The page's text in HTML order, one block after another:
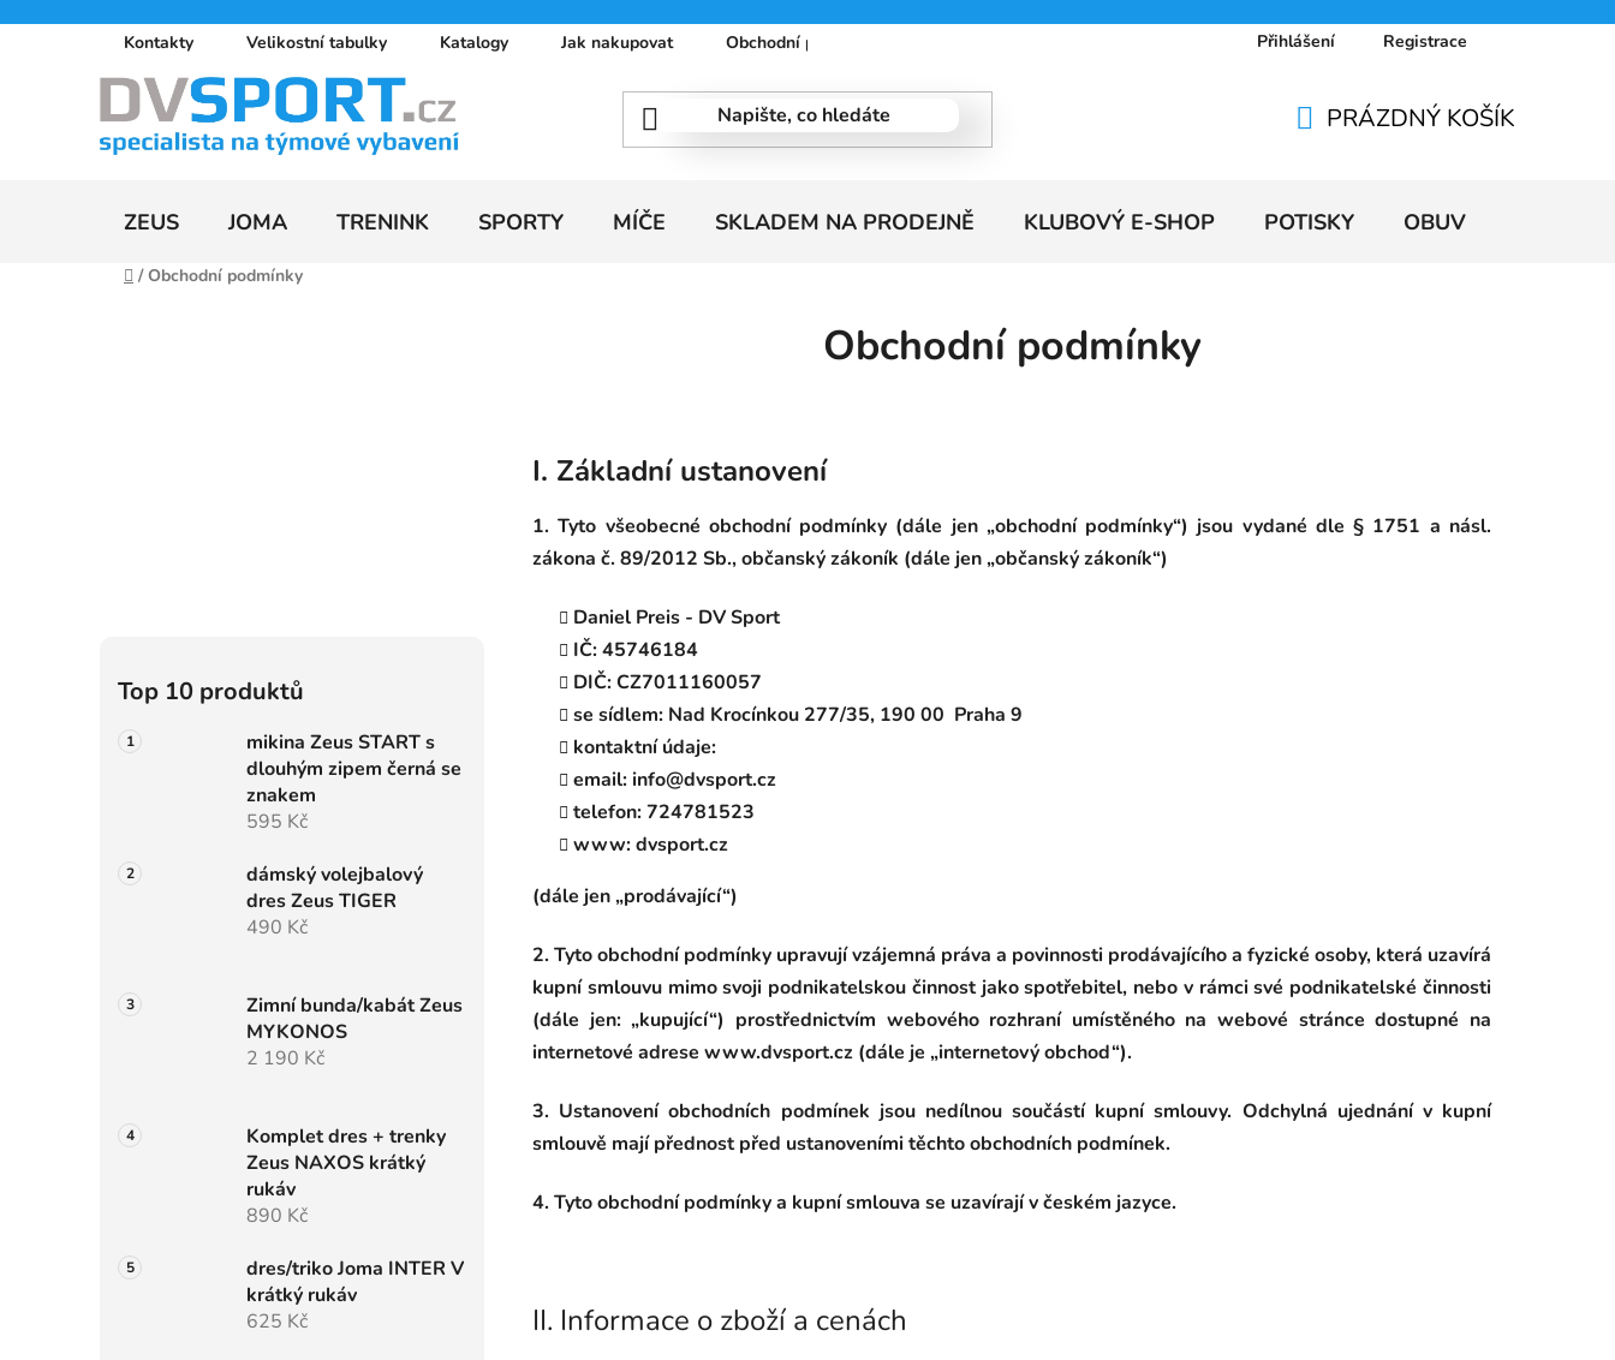
Kontakty Velikostní tabulky Katalogy Jak nakupovat Obchodní podmínky Doprava a platby Ceníky
Přihlášení Registrace
KOŠÍK
PRÁZDNÝ KOŠÍK
ZEUS JOMA TRENINK SPORTY MÍČE SKLADEM NA PRODEJNĚ KLUBOVÝ E-SHOP POTISKY OBUV
Domů
/ Obchodní podmínky
Top 10 produktů
mikina Zeus START s
dlouhým zipem černá se
znakem
595 Kč
dámský volejbalový
dres Zeus TIGER
490 Kč
Zimní bunda/kabát Zeus
MYKONOS
2 190 Kč
Komplet dres + trenky
Zeus NAXOS krátký
rukáv
890 Kč
dres/triko Joma INTER V
krátký rukáv
625 Kč
Obchodní podmínky
I. Základní ustanovení
1. Tyto všeobecné obchodní podmínky (dále jen „obchodní podmínky“) jsou vydané dle § 1751 a násl.
zákona č. 89/2012 Sb., občanský zákoník (dále jen „občanský zákoník“)
Daniel Preis - DV Sport
IČ: 45746184
DIČ: CZ7011160057
se sídlem: Nad Krocínkou 277/35, 190 00 Praha 9
kontaktní údaje:
email: info@dvsport.cz
telefon: 724781523
www: dvsport.cz
(dále jen „prodávající“)
2. Tyto obchodní podmínky upravují vzájemná práva a povinnosti prodávajícího a fyzické osoby, která uzavírá
kupní smlouvu mimo svoji podnikatelskou činnost jako spotřebitel, nebo v rámci své podnikatelské činnosti
(dále jen: „kupující“) prostřednictvím webového rozhraní umístěného na webové stránce dostupné na
internetové adrese www.dvsport.cz (dále je „internetový obchod“).
3. Ustanovení obchodních podmínek jsou nedílnou součástí kupní smlouvy. Odchylná ujednání v kupní
smlouvě mají přednost před ustanoveními těchto obchodních podmínek.
4. Tyto obchodní podmínky a kupní smlouva se uzavírají v českém jazyce.
II. Informace o zboží a cenách